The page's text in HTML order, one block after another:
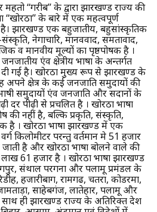
‘‘गरीब’’ के द्वारा झारखण्ड राज्य की
‘‘खोरठा’’ के बारे में एक महत्वपूर्ण
झारखण्ड एक बहुजातीय, बहुसांस्कृतिक
नेगाचारि, मानववाद, समतावाद,
व मानवीय मूल्यों का पृष्ठपोषक है ।
एंव क्षेत्रीय भाषा के अन्तर्गत
दी गई है। खोरठा मुख्य रूप से झारखण्ड के
अपने क्षेत्र के कई जनजाति समुदायों की
समुदायों एंव जनजाति और सदानों के
दर पीढ़ी से प्रचलित है । खोरठा भाषा
की नहीं है, बल्कि प्रकृति, संस्कृति,
है । खोरठा भाषा झारखण्ड में एक
किलोमीटर परन्तु वर्तमान मे 51 हजार
जाती है और खोरठा भाषा बोलने वाले की
61 हजार है । खोरठा भाषा झारखण्ड
संथाल परगना और पलामू प्रमंडल के
हजारीबाग, रामगढ, चतरा, कोडरमा,
साहेबगंज, लातेहार, पलामू और
ही झारखण्ड राज्य के अतिरिक्त देश